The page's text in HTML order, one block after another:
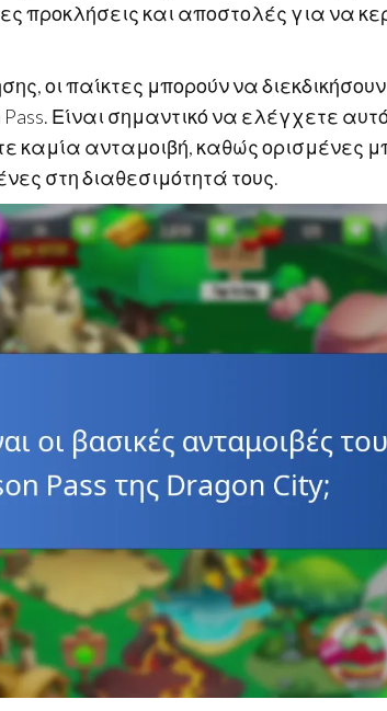
προκλήσεις και αποστολές για να
οι παίκτες μπορούν να
Είναι σημαντικό να ελέγχετε
καμία ανταμοιβή, καθώς ορισμένες
στη διαθεσιμότητά τους.